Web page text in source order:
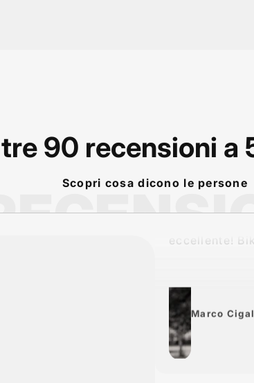
90 recensioni a
Scopri cosa dicono le persone
P
previsti!
descrizione